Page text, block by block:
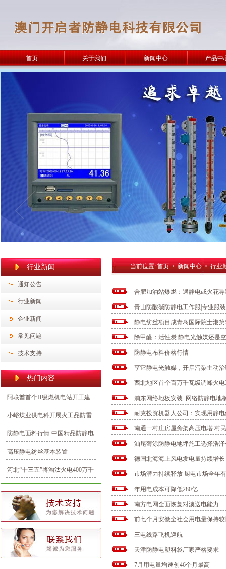
首页 关于我们 新闻中心 产品中
行业新闻
通知公告
行业新闻
企业新闻
常见问题
技术支持
热门内容
阿联酋首个H级燃机电站开工建
设 中国电建承建
小峪煤业供电科开展火工品防雷
防静电专项整治行动
防静电面料行情-中国精品防静电
面料市场(6.15)
高压静电纺丝基本装置
河北“十三五”将淘汰火电400万千
瓦
当前位置:首页>新闻中心>行业
合肥加油站爆燃：遇静电或火花
青山防酸碱防静电工作服|专业服装
静电纺丝项目成青岛国际院士港
除甲醛：活性炭 静电光触媒还是
防静电布料价格行情
享它静电光触媒，开启污染主动
西北地区首个百万千瓦级调峰火
浦东网络地板安装_网络防静电地
耐克投资机器人公司：实现用静
南通一村庄房屋旁架高压电塔 村
汕尾薄涂防静电地坪施工选择浩
德国北海海上风电发电量持续增长
市场潜力持续释放 厨电市场全年
年用电成本可降低280亿
南方电网全面恢复对澳送电能力
前七个月安徽全社会用电量保持
三电线路飞机巡航
天津防静电塑料袋厂家严格要求
7月用电量增速创46个月最高